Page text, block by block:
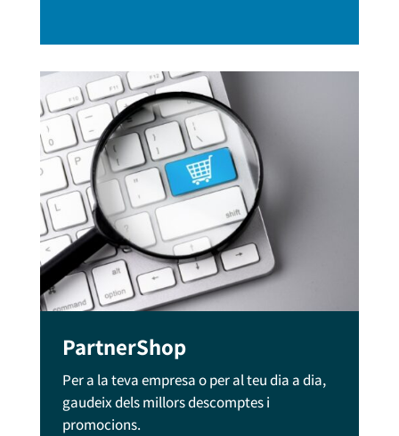
PartnerShop
Per a la teva empresa o per al teu dia a dia,
gaudeix dels millors descomptes i
promocions.